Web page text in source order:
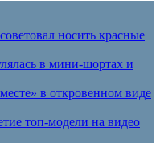
носить красные
в мини-шортах и
в откровенном виде
топ-модели на видео